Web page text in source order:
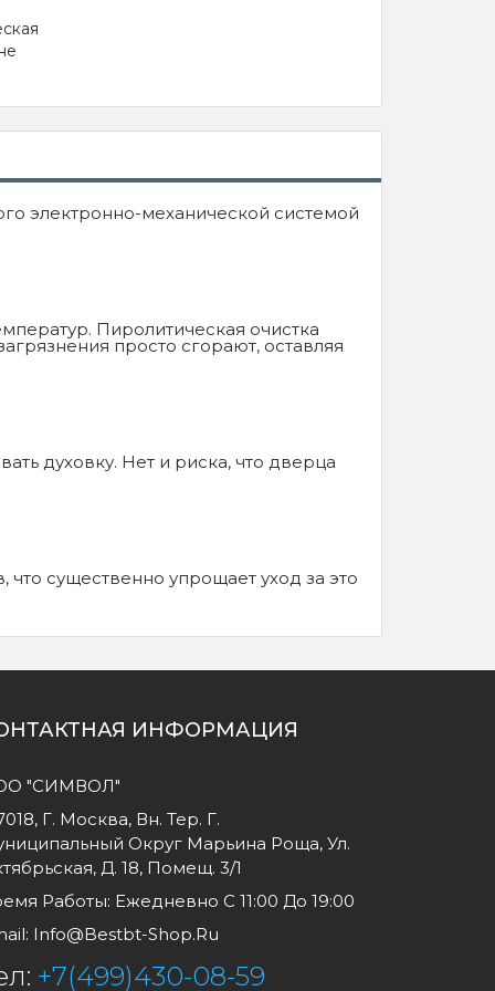
электронно-механической системой
Пиролитическая очистка
просто сгорают, оставляя
духовку. Нет и риска, что дверца
существенно упрощает уход за это
ИНФОРМАЦИЯ
"СИМВОЛ"
Г. Москва, Вн. Тер. Г.
Округ Марьина Роща, Ул.
Д. 18, Помещ. 3/1
Работы: Ежедневно С 11:00 До 19:00
Info@bestbt-Shop.ru
+7(499)430-08-59